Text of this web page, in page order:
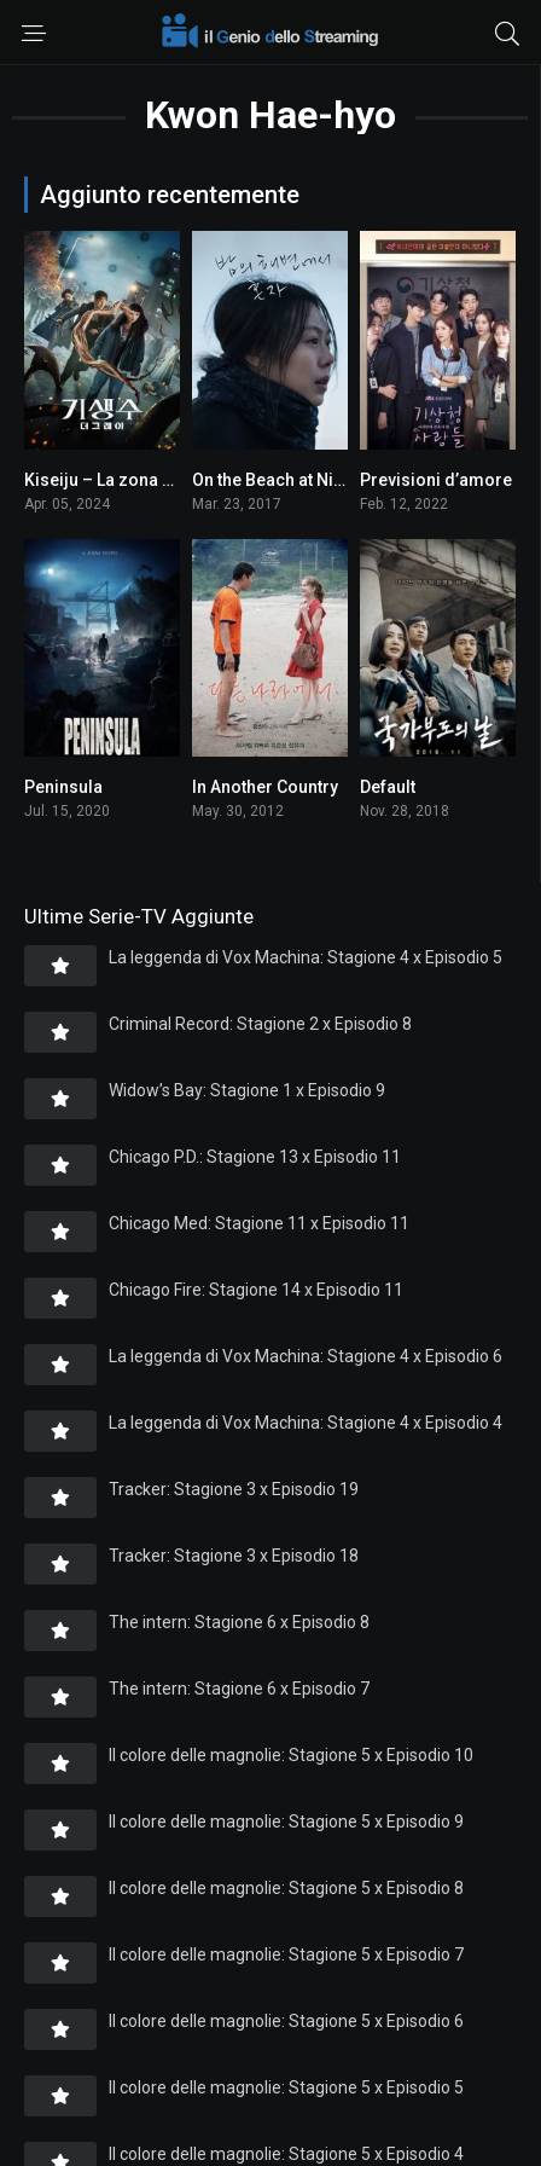
Kwon Hae-hyo
Aggiunto recentemente
10Kiseiju – La zona grigia
Apr. 05, 2024
6.8On the Beach at Night Alone
Mar. 23, 2017
8.6
Previsioni d’amore
Feb. 12, 2022
Peninsula
Jul. 15, 2020
6.4
In Another Country
May. 30, 2012
Default
Nov. 28, 2018
Ultime Serie-TV Aggiunte
La leggenda di Vox Machina: Stagione 4 x Episodio 5
Criminal Record: Stagione 2 x Episodio 8
Widow’s Bay: Stagione 1 x Episodio 9
Chicago P.D.: Stagione 13 x Episodio 11
Chicago Med: Stagione 11 x Episodio 11
Chicago Fire: Stagione 14 x Episodio 11
La leggenda di Vox Machina: Stagione 4 x Episodio 6
La leggenda di Vox Machina: Stagione 4 x Episodio 4
Tracker: Stagione 3 x Episodio 19
Tracker: Stagione 3 x Episodio 18
The intern: Stagione 6 x Episodio 8
The intern: Stagione 6 x Episodio 7
Il colore delle magnolie: Stagione 5 x Episodio 10
Il colore delle magnolie: Stagione 5 x Episodio 9
Il colore delle magnolie: Stagione 5 x Episodio 8
Il colore delle magnolie: Stagione 5 x Episodio 7
Il colore delle magnolie: Stagione 5 x Episodio 6
Il colore delle magnolie: Stagione 5 x Episodio 5
Il colore delle magnolie: Stagione 5 x Episodio 4